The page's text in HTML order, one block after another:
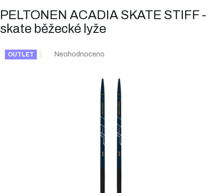
PELTONEN ACADIA SKATE STIFF -
skate běžecké lyže
OUTLET
Průměrné
Neohodnoceno